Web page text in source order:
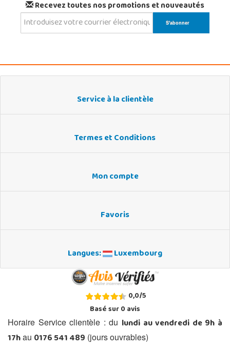
Recevez toutes nos promotions et nouveautés
Service à la clientèle
Termes et Conditions
Mon compte
Favoris
Langues: Luxembourg
0,0/5
Basé sur0avis
Horaire Service clientèle : du lundi au vendredi de 9h à
17hau 0176 541 489 (jours ouvrables)